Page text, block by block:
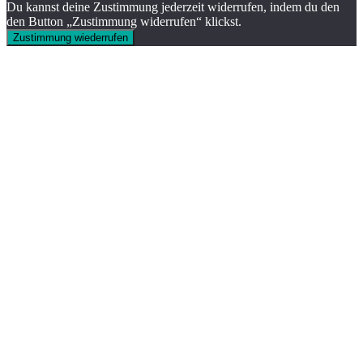
Du kannst deine Zustimmung jederzeit widerrufen, indem du den
den Button „Zustimmung widerrufen“ klickst.
Zustimmung wiederrufen